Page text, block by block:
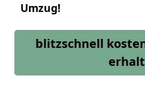
Umzug!
blitzschnell